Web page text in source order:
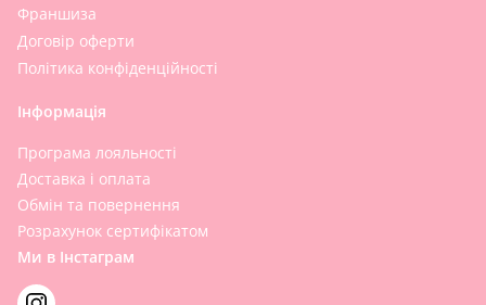
Франшиза
Договір оферти
Політика конфіденційності
Інформація
Програма лояльності
Доставка і оплата
Обмін та повернення
Розрахунок сертифікатом
Ми в Інстаграм